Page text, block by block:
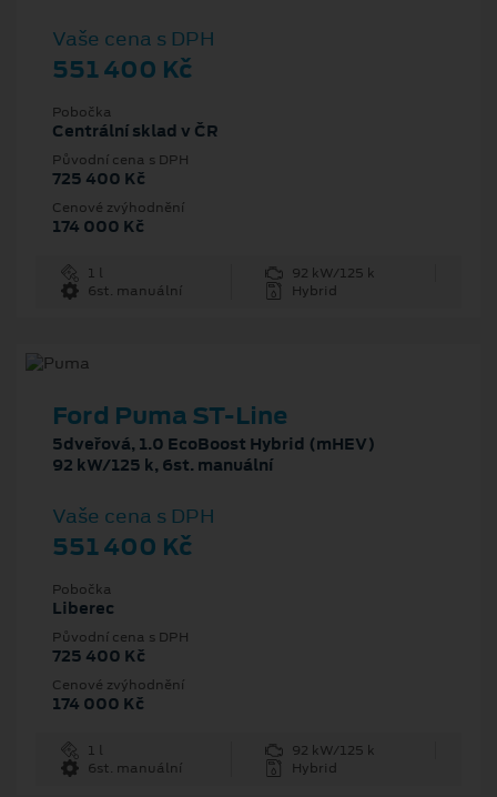
Vaše cena s DPH
551 400 Kč
Pobočka
Centrální sklad v ČR
Původní cena s DPH
725 400 Kč
Cenové zvýhodnění
174 000 Kč
1 l
92 kW/125 k
6st. manuální
Hybrid
Ford Puma ST-Line
5dveřová, 1.0 EcoBoost Hybrid (mHEV)
92 kW/125 k, 6st. manuální
Vaše cena s DPH
551 400 Kč
Pobočka
Liberec
Původní cena s DPH
725 400 Kč
Cenové zvýhodnění
174 000 Kč
1 l
92 kW/125 k
6st. manuální
Hybrid